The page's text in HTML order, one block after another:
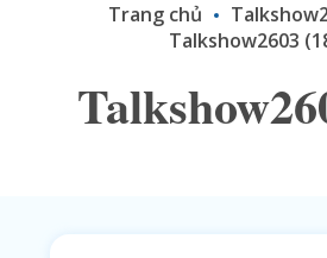
Trang chủ
Talkshow2603